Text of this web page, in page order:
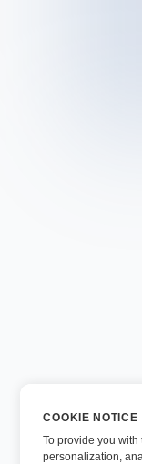
COOKIE NOTICE
To provide you
personalization,